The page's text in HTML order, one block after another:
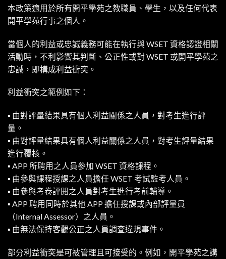
本政策適用於所有開平學苑之教職員、學生，以及任何代表
開平學苑行事之個人。
當個人的利益或忠誠義務可能在執行與 WSET 資格認證相關
活動時，不利影響其判斷、公正性或對 WSET 或開平學苑之
忠誠，即構成利益衝突。
利益衝突之範例如下：
▪ 由對評量結果具有個人利益關係之人員，對考生進行評
量。
▪ 由對評量結果具有個人利益關係之人員，對考生評量結果
進行覆核。
▪ APP 所聘用之人員參加 WSET 資格課程。
▪ 由參與課程授課之人員擔任 WSET 考試監考人員。
▪ 由參與考卷評閱之人員對考生進行考前輔導。
▪ APP 聘用同時於其他 APP 擔任授課或內部評量員
（Internal Assessor）之人員。
▪ 由無法保持客觀公正之人員調查違規事件。
部分利益衝突是可被管理且可接受的。例如，開平學苑之講